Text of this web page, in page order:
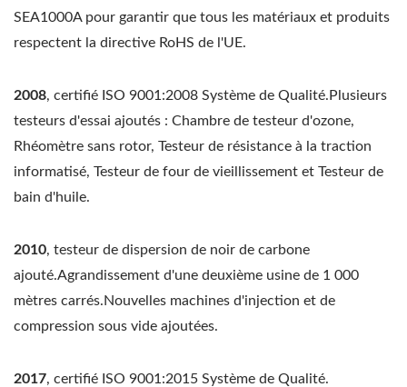
SEA1000A pour garantir que tous les matériaux et produits
respectent la directive RoHS de l'UE.
2008, certifié ISO 9001:2008 Système de Qualité.Plusieurs
testeurs d'essai ajoutés : Chambre de testeur d'ozone,
Rhéomètre sans rotor, Testeur de résistance à la traction
informatisé, Testeur de four de vieillissement et Testeur de
bain d'huile.
2010, testeur de dispersion de noir de carbone
ajouté.Agrandissement d'une deuxième usine de 1 000
mètres carrés.Nouvelles machines d'injection et de
compression sous vide ajoutées.
2017, certifié ISO 9001:2015 Système de Qualité.